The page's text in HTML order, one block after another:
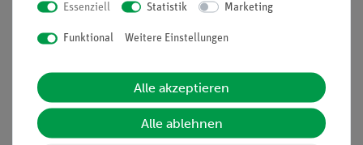
Informationen
Unternehmen
Projekte und Lösungen
Übersicht Service
Beratung & Showroom
Essenziell Statistik Marketing
Funktional Weitere Einstellungen
Alle akzeptieren
Alle ablehnen